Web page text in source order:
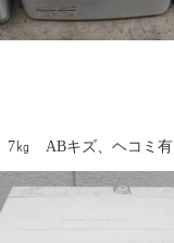
ABキズ、ヘコミ有